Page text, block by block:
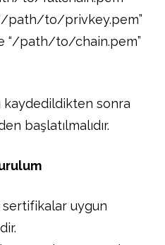
path/to/privkey.pem”
“/path/to/chain.pem”
kaydedildikten sonra
başlatılmalıdır.
sertifikalar uygun